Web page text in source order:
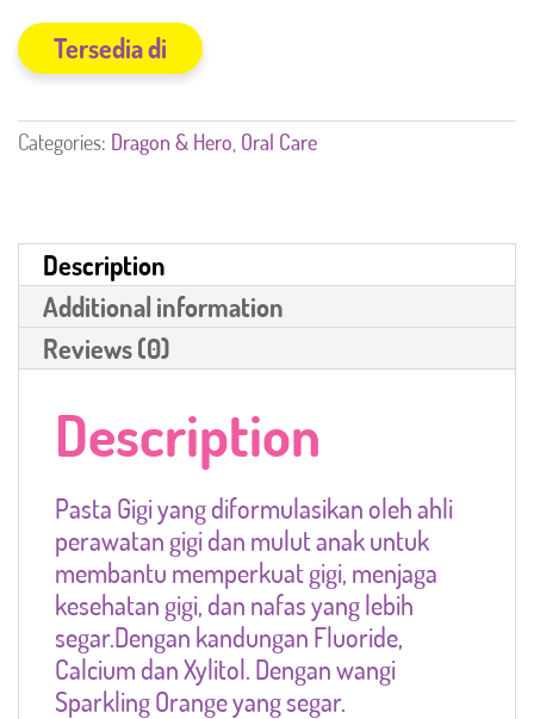
Tersedia di
Categories: Dragon & Hero Oral Care
Description
Additional information
Reviews (0)
Description
Pasta Gigi yang diformulasikan oleh ahli
perawatan gigi dan mulut anak untuk
membantu memperkuat gigi, menjaga
kesehatan gigi, dan nafas yang lebih
segar.Dengan kandungan Fluoride,
Calcium dan Xylitol. Dengan wangi
Sparkling Orange yang segar.